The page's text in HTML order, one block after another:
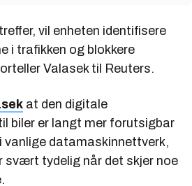
vil enheten identifisere
i trafikken og blokkere
Valasek til Reuters.
at den digitale
biler er langt mer forutsigbar
vanlige datamaskinnettverk,
svært tydelig når det skjer noe